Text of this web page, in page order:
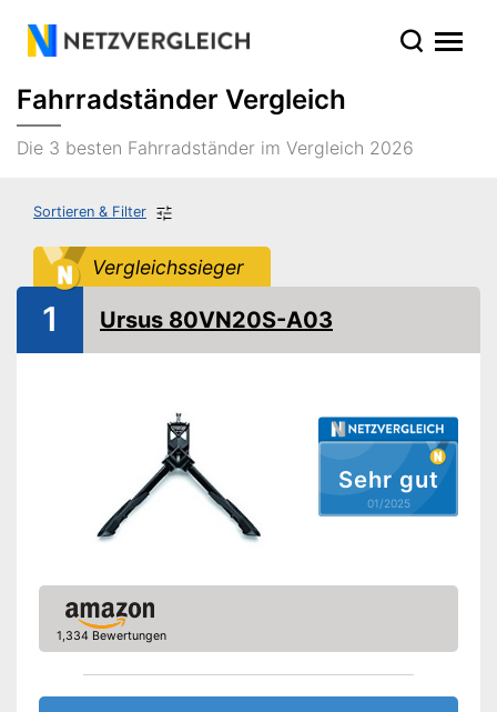
Fahrradständer Vergleich
Die 3 besten Fahrradständer im Vergleich 2026
Sortieren & Filter
Vergleichssieger
Sehr gut
01/2025
1 Ursus 80VN20S-A03
1,334 Bewertungen